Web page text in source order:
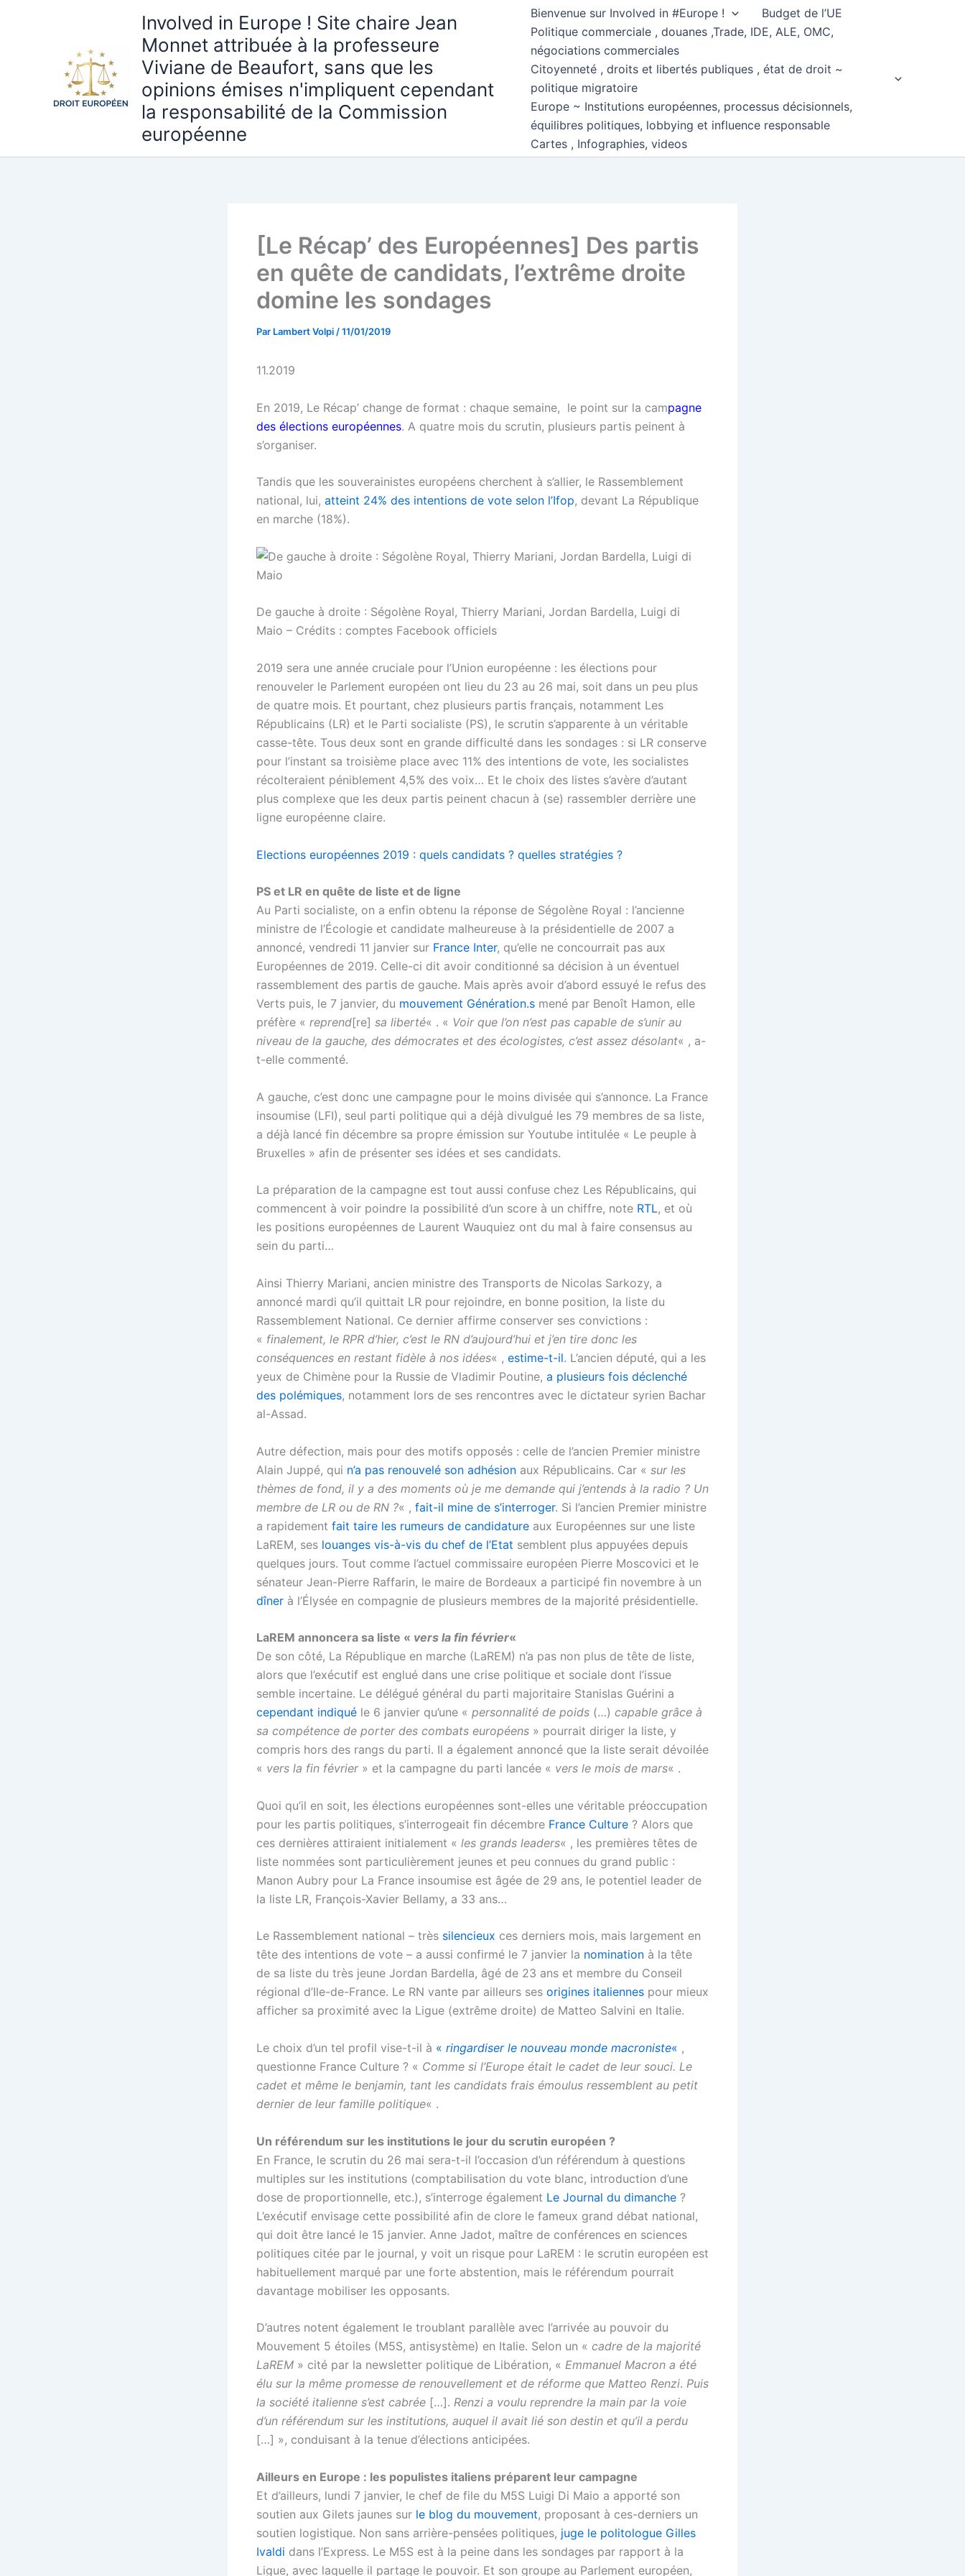
Involved in Europe ! Site chaire Jean
Monnet attribuée à la professeure
Viviane de Beaufort, sans que les
opinions émises n'impliquent cependant
la responsabilité de la Commission
européenne
Bienvenue sur Involved in #Europe !
Budget de l’UE
Politique commerciale , douanes ,Trade, IDE, ALE, OMC,
négociations commerciales
Citoyenneté , droits et libertés publiques , état de droit ~
politique migratoire
Europe ~ Institutions européennes, processus décisionnels,
équilibres politiques, lobbying et influence responsable
Cartes , Infographies, videos
[Le Récap’ des Européennes] Des partis
en quête de candidats, l’extrême droite
domine les sondages
Par Lambert Volpi /11/01/2019
11.2019
En 2019, Le Récap’ change de format : chaque semaine, le point sur la campagne
des élections européennes. A quatre mois du scrutin, plusieurs partis peinent à
s’organiser.
Tandis que les souverainistes européens cherchent à s’allier, le Rassemblement
national, lui, atteint 24% des intentions de vote selon l’Ifop, devant La République
en marche (18%).
De gauche à droite : Ségolène Royal, Thierry Mariani, Jordan Bardella, Luigi di
Maio – Crédits : comptes Facebook officiels
2019 sera une année cruciale pour l’Union européenne : les élections pour
renouveler le Parlement européen ont lieu du 23 au 26 mai, soit dans un peu plus
de quatre mois. Et pourtant, chez plusieurs partis français, notamment Les
Républicains (LR) et le Parti socialiste (PS), le scrutin s’apparente à un véritable
casse-tête. Tous deux sont en grande difficulté dans les sondages : si LR conserve
pour l’instant sa troisième place avec 11% des intentions de vote, les socialistes
récolteraient péniblement 4,5% des voix… Et le choix des listes s’avère d’autant
plus complexe que les deux partis peinent chacun à (se) rassembler derrière une
ligne européenne claire.
Elections européennes 2019 : quels candidats ? quelles stratégies ?
PS et LR en quête de liste et de ligne
Au Parti socialiste, on a enfin obtenu la réponse de Ségolène Royal : l’ancienne
ministre de l’Écologie et candidate malheureuse à la présidentielle de 2007 a
annoncé, vendredi 11 janvier sur France Inter, qu’elle ne concourrait pas aux
Européennes de 2019. Celle-ci dit avoir conditionné sa décision à un éventuel
rassemblement des partis de gauche. Mais après avoir d’abord essuyé le refus des
Verts puis, le 7 janvier, du mouvement Génération.s mené par Benoît Hamon, elle
préfère « reprend[re] sa liberté« . « Voir que l’on n’est pas capable de s’unir au
niveau de la gauche, des démocrates et des écologistes, c’est assez désolant« , a-
t-elle commenté.
A gauche, c’est donc une campagne pour le moins divisée qui s’annonce. La France
insoumise (LFI), seul parti politique qui a déjà divulgué les 79 membres de sa liste,
a déjà lancé fin décembre sa propre émission sur Youtube intitulée « Le peuple à
Bruxelles » afin de présenter ses idées et ses candidats.
La préparation de la campagne est tout aussi confuse chez Les Républicains, qui
commencent à voir poindre la possibilité d’un score à un chiffre, note RTL, et où
les positions européennes de Laurent Wauquiez ont du mal à faire consensus au
sein du parti…
Ainsi Thierry Mariani, ancien ministre des Transports de Nicolas Sarkozy, a
annoncé mardi qu’il quittait LR pour rejoindre, en bonne position, la liste du
Rassemblement National. Ce dernier affirme conserver ses convictions :
« finalement, le RPR d’hier, c’est le RN d’aujourd’hui et j’en tire donc les
conséquences en restant fidèle à nos idées« , estime-t-il. L’ancien député, qui a les
yeux de Chimène pour la Russie de Vladimir Poutine, a plusieurs fois déclenché
des polémiques, notamment lors de ses rencontres avec le dictateur syrien Bachar
al-Assad.
Autre défection, mais pour des motifs opposés : celle de l’ancien Premier ministre
Alain Juppé, qui n’a pas renouvelé son adhésion aux Républicains. Car « sur les
thèmes de fond, il y a des moments où je me demande qui j’entends à la radio ? Un
membre de LR ou de RN ?« , fait-il mine de s’interroger. Si l’ancien Premier ministre
a rapidement fait taire les rumeurs de candidature aux Européennes sur une liste
LaREM, ses louanges vis-à-vis du chef de l’Etat semblent plus appuyées depuis
quelques jours. Tout comme l’actuel commissaire européen Pierre Moscovici et le
sénateur Jean-Pierre Raffarin, le maire de Bordeaux a participé fin novembre à un
dîner à l’Élysée en compagnie de plusieurs membres de la majorité présidentielle.
LaREM annoncera sa liste « vers la fin février«
De son côté, La République en marche (LaREM) n’a pas non plus de tête de liste,
alors que l’exécutif est englué dans une crise politique et sociale dont l’issue
semble incertaine. Le délégué général du parti majoritaire Stanislas Guérini a
cependant indiqué le 6 janvier qu’une « personnalité de poids (…) capable grâce à
sa compétence de porter des combats européens » pourrait diriger la liste, y
compris hors des rangs du parti. Il a également annoncé que la liste serait dévoilée
« vers la fin février» et la campagne du parti lancée « vers le mois de mars« .
Quoi qu’il en soit, les élections européennes sont-elles une véritable préoccupation
pour les partis politiques, s’interrogeait fin décembre France Culture ? Alors que
ces dernières attiraient initialement « les grands leaders« , les premières têtes de
liste nommées sont particulièrement jeunes et peu connues du grand public :
Manon Aubry pour La France insoumise est âgée de 29 ans, le potentiel leader de
la liste LR, François-Xavier Bellamy, a 33 ans…
Le Rassemblement national – très silencieux ces derniers mois, mais largement en
tête des intentions de vote – a aussi confirmé le 7 janvier la nomination à la tête
de sa liste du très jeune Jordan Bardella, âgé de 23 ans et membre du Conseil
régional d’Ile-de-France. Le RN vante par ailleurs ses origines italiennes pour mieux
afficher sa proximité avec la Ligue (extrême droite) de Matteo Salvini en Italie.
Le choix d’un tel profil vise-t-il à « ringardiser le nouveau monde macroniste« ,
questionne France Culture ? « Comme si l’Europe était le cadet de leur souci. Le
cadet et même le benjamin, tant les candidats frais émoulus ressemblent au petit
dernier de leur famille politique« .
Un référendum sur les institutions le jour du scrutin européen ?
En France, le scrutin du 26 mai sera-t-il l’occasion d’un référendum à questions
multiples sur les institutions (comptabilisation du vote blanc, introduction d’une
dose de proportionnelle, etc.), s’interroge également Le Journal du dimanche ?
L’exécutif envisage cette possibilité afin de clore le fameux grand débat national,
qui doit être lancé le 15 janvier. Anne Jadot, maître de conférences en sciences
politiques citée par le journal, y voit un risque pour LaREM : le scrutin européen est
habituellement marqué par une forte abstention, mais le référendum pourrait
davantage mobiliser les opposants.
D’autres notent également le troublant parallèle avec l’arrivée au pouvoir du
Mouvement 5 étoiles (M5S, antisystème) en Italie. Selon un « cadre de la majorité
LaREM » cité par la newsletter politique de Libération, « Emmanuel Macron a été
élu sur la même promesse de renouvellement et de réforme que Matteo Renzi. Puis
la société italienne s’est cabrée […]. Renzi a voulu reprendre la main par la voie
d’un référendum sur les institutions, auquel il avait lié son destin et qu’il a perdu
[…] », conduisant à la tenue d’élections anticipées.
Ailleurs en Europe : les populistes italiens préparent leur campagne
Et d’ailleurs, lundi 7 janvier, le chef de file du M5S Luigi Di Maio a apporté son
soutien aux Gilets jaunes sur le blog du mouvement, proposant à ces-derniers un
soutien logistique. Non sans arrière-pensées politiques, juge le politologue Gilles
Ivaldi dans l’Express. Le M5S est à la peine dans les sondages par rapport à la
Ligue, avec laquelle il partage le pouvoir. Et son groupe au Parlement européen,